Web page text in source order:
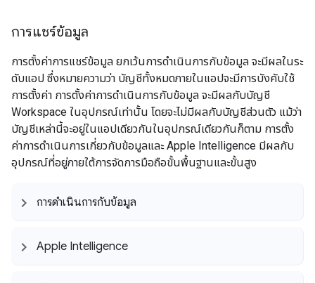
การแชร์ข้อมูล
การตั้งค่าการแชร์ข้อมูล ยกเว้นการดำเนินการกับข้อมูล จะมีผลในระ
ดับแอป ซึ่งหมายความว่า บัญชีทั้งหมดภายในแอปจะมีการบังคับใช้
การตั้งค่า การตั้งค่าการดำเนินการกับข้อมูล จะมีผลกับบัญชี
Workspace ในอุปกรณ์เท่านั้น โดยจะไม่มีผลกับบัญชีส่วนตัว แม้ว่า
บัญชีเหล่านี้จะอยู่ในแอปเดียวกันในอุปกรณ์เดียวกันก็ตาม การตั้ง
ค่าการดำเนินการเกี่ยวกับข้อมูลและ Apple Intelligence มีผลกับ
อุปกรณ์ที่อยู่ภายใต้การจัดการมือถือขั้นพื้นฐานและขั้นสูง
การดำเนินการกับข้อมูล
Apple Intelligence